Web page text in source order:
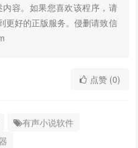
容。如果您喜欢该程序，请
更好的正版服务。侵删请致信
点赞 (0)
有声小说软件